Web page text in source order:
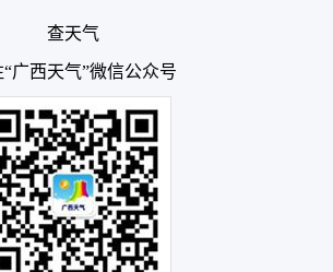
查天气
“广西天气”微信公众号